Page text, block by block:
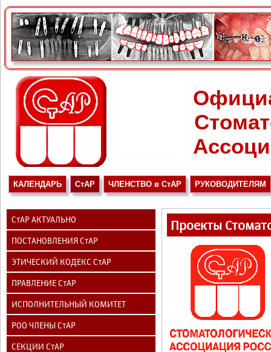
КАЛЕНДАРЬ СтАР ЧЛЕНСТВО в СтАР РУКОВОДИТЕЛЯМ
СтАР АКТУАЛЬНО
ПОСТАНОВЛЕНИЯ СтАР
ЭТИЧЕСКИЙ КОДЕКС СтАР
ПРАВЛЕНИЕ СтАР
ИСПОЛНИТЕЛЬНЫЙ КОМИТЕТ
РОО ЧЛЕНЫ СтАР
СЕКЦИИ СтАР
Проекты